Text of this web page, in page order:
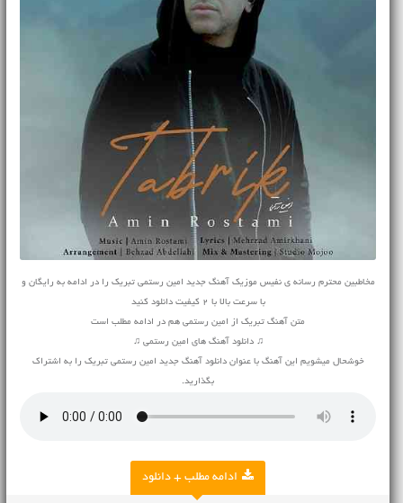
مخاطبین محترم رسانه ی نفیس موزیک آهنگ جدید امین رستمی تبریک را در ادامه به رایگان و
با سرعت بالا با 2 کیفیت دانلود کنید
متن آهنگ تبریک از امین رستمی هم در ادامه مطلب است
♫ دانلود آهنگ های امین رستمی ♫
خوشحال میشویم این آهنگ با عنوان دانلود آهنگ جدید امین رستمی تبریک را به اشتراک
بگذارید.
ادامه مطلب + دانلود